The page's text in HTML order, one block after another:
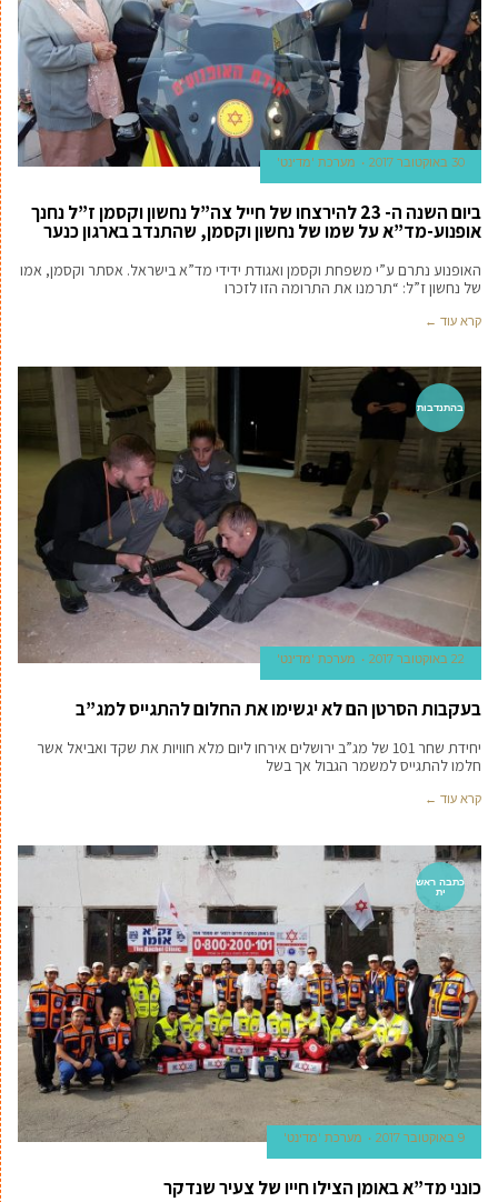
30 באוקטובר 2017 מערכת 'מדינט'
ביום השנה ה- 23 להירצחו של חייל צה”ל נחשון וקסמן ז”ל נחנך
אופנוע-מד”א על שמו של נחשון וקסמן, שהתנדב בארגון כנער
האופנוע נתרם ע”י משפחת וקסמן ואגודת ידידי מד”א בישראל. אסתר וקסמן, אמו
של נחשון ז”ל: “תרמנו את התרומה הזו לזכרו
קרא עוד ←
בהתנדבות
22 באוקטובר 2017 מערכת 'מדינט'
בעקבות הסרטן הם לא יגשימו את החלום להתגייס למג”ב
יחידת שחר 101 של מג”ב ירושלים אירחו ליום מלא חוויות את שקד ואביאל אשר
חלמו להתגייס למשמר הגבול אך בשל
קרא עוד ←
כתבה ראש
ית
9 באוקטובר 2017 מערכת 'מדינט'
כונני מד”א באומן הצילו חייו של צעיר שנדקר